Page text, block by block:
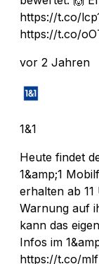
https://t.co/
https://t.co/
vor 2 Jahren
1&1
Heute findet
1&amp;1
erhalten ab
Warnung auf
kann das
Infos im
https://t.co/